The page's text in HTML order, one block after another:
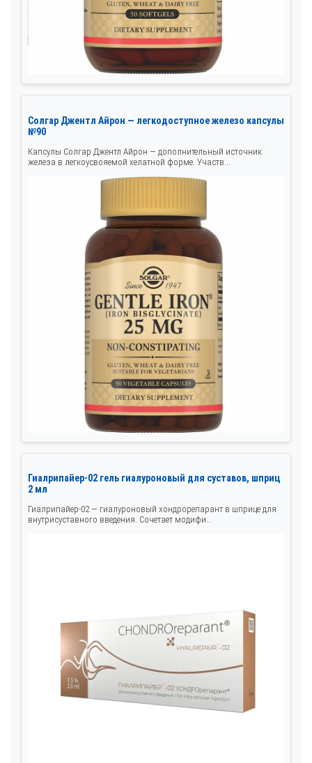
Солгар Джентл Айрон — легкодоступное железо капсулы
№90
Капсулы Солгар Джентл Айрон — дополнительный источник
железа в легкоусвояемой хелатной форме. Участв...
Гиалрипайер-02 гель гиалуроновый для суставов, шприц
2 мл
Гиалрипайер-02 — гиалуроновый хондрорепарант в шприце для
внутрисуставного введения. Сочетает модифи...